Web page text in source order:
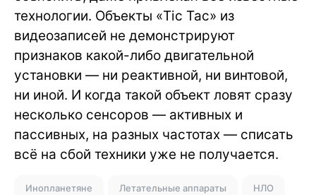
технологии. Объекты «Tic Tac» из
видеозаписей не демонстрируют
признаков какой-либо двигательной
установки — ни реактивной, ни винтовой,
ни иной. И когда такой объект ловят сразу
несколько сенсоров — активных и
пассивных, на разных частотах — списать
всё на сбой техники уже не получается.
Инопланетяне Летательные аппараты НЛО